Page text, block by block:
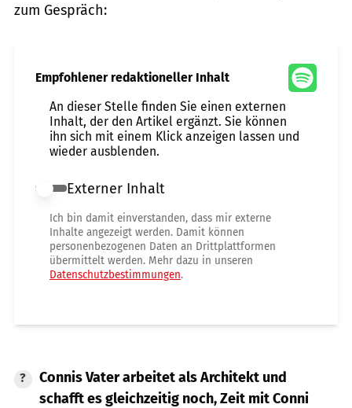
zum Gespräch:
Empfohlener redaktioneller Inhalt
An dieser Stelle finden Sie einen externen
Inhalt, der den Artikel ergänzt. Sie können
ihn sich mit einem Klick anzeigen lassen und
wieder ausblenden.
Externer Inhalt erlauben
Externer Inhalt
Ich bin damit einverstanden, dass mir externe
Inhalte angezeigt werden. Damit können
personenbezogenen Daten an Drittplattformen
übermittelt werden. Mehr dazu in unseren
Datenschutzbestimmungen.
Connis Vater arbeitet als Architekt und
schafft es gleichzeitig noch, Zeit mit Conni